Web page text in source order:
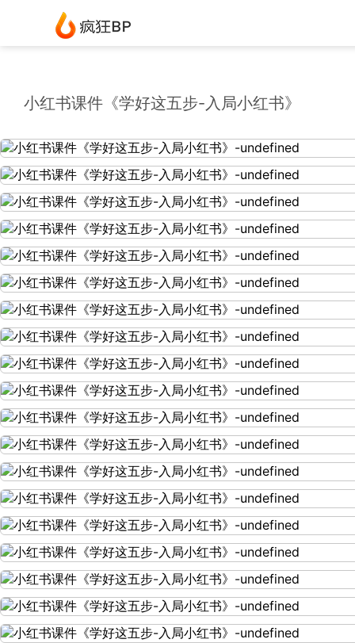
小红书课件《学好这五步-入局小红书》